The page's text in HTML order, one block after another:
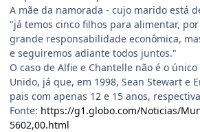
A mãe da namorada - cujo marido está
"já temos cinco filhos para alimentar,
grande responsabilidade econômica,
e seguiremos adiante todos juntos."
O caso de Alfie e Chantelle não é o
Unido, já que, em 1998, Sean Stewart e
pais com apenas 12 e 15 anos,
Fonte: https://g1.globo.com/Noticias/
5602,00.html